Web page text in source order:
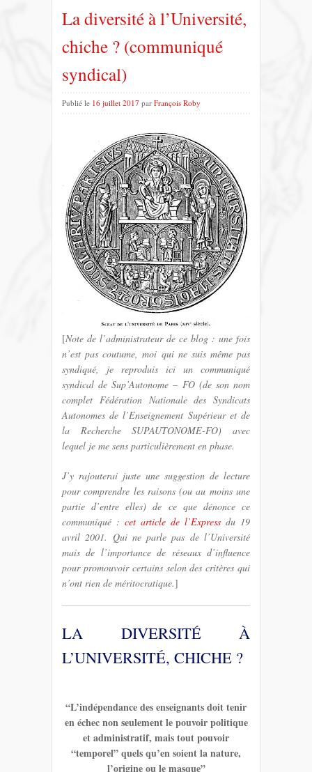
La diversité à l’Université,
chiche ? (communiqué
syndical)
Publié le 16 juillet 2017 par François Roby
[Note de l’administrateur de ce blog : une fois
n’est pas coutume, moi qui ne suis même pas
syndiqué, je reproduis ici un communiqué
syndical de Sup’Autonome – FO (de son nom
complet Fédération Nationale des Syndicats
Autonomes de l’Enseignement Supérieur et de
la Recherche SUPAUTONOME-FO) avec
lequel je me sens particulièrement en phase.
J’y rajouterai juste une suggestion de lecture
pour comprendre les raisons (ou au moins une
partie d’entre elles) de ce que dénonce ce
communiqué : cet article de l’Express du 19
avril 2001. Qui ne parle pas de l’Université
mais de l’importance de réseaux d’influence
pour promouvoir certains selon des critères qui
n’ont rien de méritocratique.]
LA DIVERSITÉ À
L’UNIVERSITÉ, CHICHE ?
“L’indépendance des enseignants doit tenir
en échec non seulement le pouvoir politique
et administratif, mais tout pouvoir
“temporel” quels qu’en soient la nature,
l’origine ou le masque”